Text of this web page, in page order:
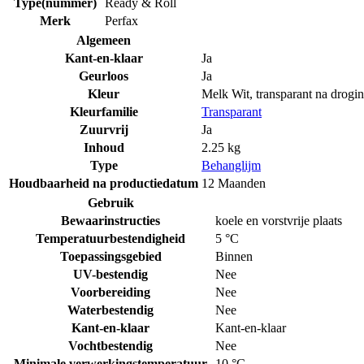
Merk
Perfax
Algemeen
Kant-en-klaar
Ja
Geurloos
Ja
Kleur
Melk Wit, transparant na
Kleurfamilie
Transparant
Zuurvrij
Ja
Inhoud
2.25 kg
Type
Behanglijm
Houdbaarheid na productiedatum 12 Maanden
Gebruik
Bewaarinstructies
koele en vorstvrije plaats
Temperatuurbestendigheid
5 °C
Toepassingsgebied
Binnen
UV-bestendig
Nee
Voorbereiding
Nee
Waterbestendig
Nee
Kant-en-klaar
Kant-en-klaar
Vochtbestendig
Nee